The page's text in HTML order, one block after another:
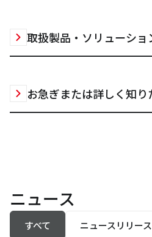
取扱製品・ソリューショ
お急ぎまたは詳しく知り
ニュース
すべて ニュースリリース